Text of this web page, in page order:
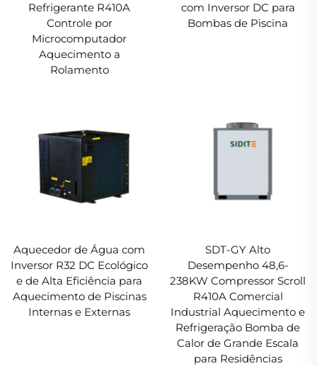
Refrigerante R410A
Controle por
Microcomputador
Aquecimento a
Rolamento
com Inversor DC para
Bombas de Piscina
Aquecedor de Água com
Inversor R32 DC Ecológico
e de Alta Eficiência para
Aquecimento de Piscinas
Internas e Externas
SDT-GY Alto
Desempenho 48,6-
238KW Compressor Scroll
R410A Comercial
Industrial Aquecimento e
Refrigeração Bomba de
Calor de Grande Escala
para Residências